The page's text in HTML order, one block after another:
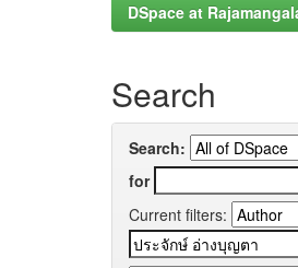
DSpace at
Search
Search:
for
Current filters: